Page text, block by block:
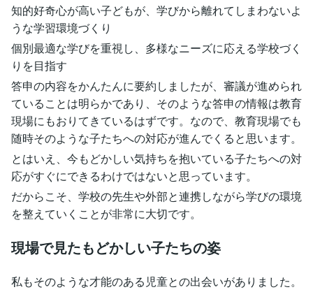
知的好奇心が高い子どもが、学びから離れてしまわないよ
うな学習環境づくり
個別最適な学びを重視し、多様なニーズに応える学校づく
りを目指す
答申の内容をかんたんに要約しましたが、審議が進められ
ていることは明らかであり、そのような答申の情報は教育
現場にもおりてきているはずです。なので、教育現場でも
随時そのような子たちへの対応が進んでくると思います。
とはいえ、今もどかしい気持ちを抱いている子たちへの対
応がすぐにできるわけではないと思っています。
だからこそ、学校の先生や外部と連携しながら学びの環境
を整えていくことが非常に大切です。
現場で見たもどかしい子たちの姿
私もそのような才能のある児童との出会いがありました。